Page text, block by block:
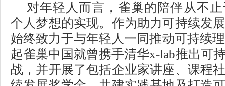
对年轻人而言，雀巢的陪伴从不
个人梦想的实现。作为助力可持续发
始终致力于与年轻人一同推动可持续
起雀巢中国就曾携手清华x-lab推出可
战，并开展了包括企业家讲座、课程